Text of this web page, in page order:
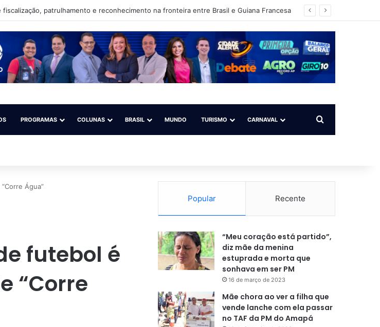
patrulhamento e reconhecimento na fronteira entre Brasil e Guiana Francesa
PROGRAMAS COLUNAS BRASIL MUNDO TURISMO CARNAVAL Procurar por
Água”
futebol é
“Corre
Popular Recente
“Meu coração está partido”,
diz mãe da menina
estuprada e morta que
sonhava em ser PM
16 de março de 2023
Mãe chora ao ver a filha que
vende lanche com ela passar
no TAF da PM do Amapá